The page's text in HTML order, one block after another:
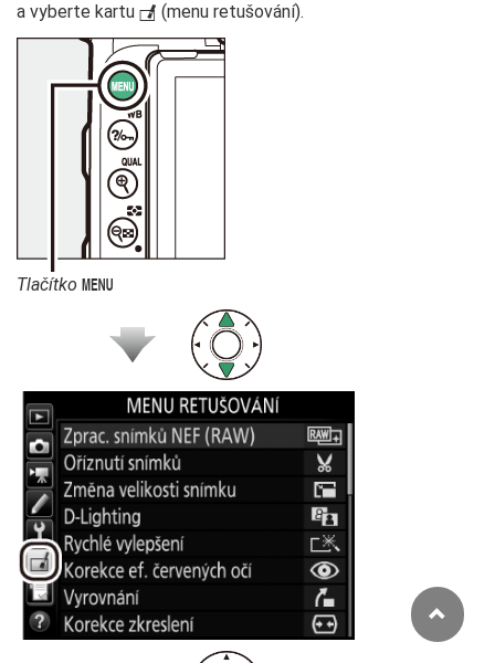
a vyberte kartu N (menu retušování).
Tlačítko G